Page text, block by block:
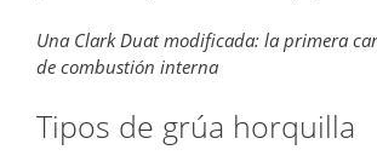
Una Clark Duat modificada: la primera
de combustión interna
Tipos de grúa horquilla